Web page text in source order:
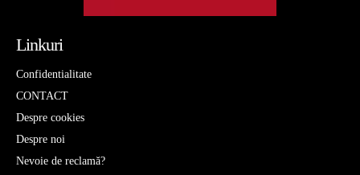
Linkuri
Confidentialitate
CONTACT
Despre cookies
Despre noi
Nevoie de reclamă?